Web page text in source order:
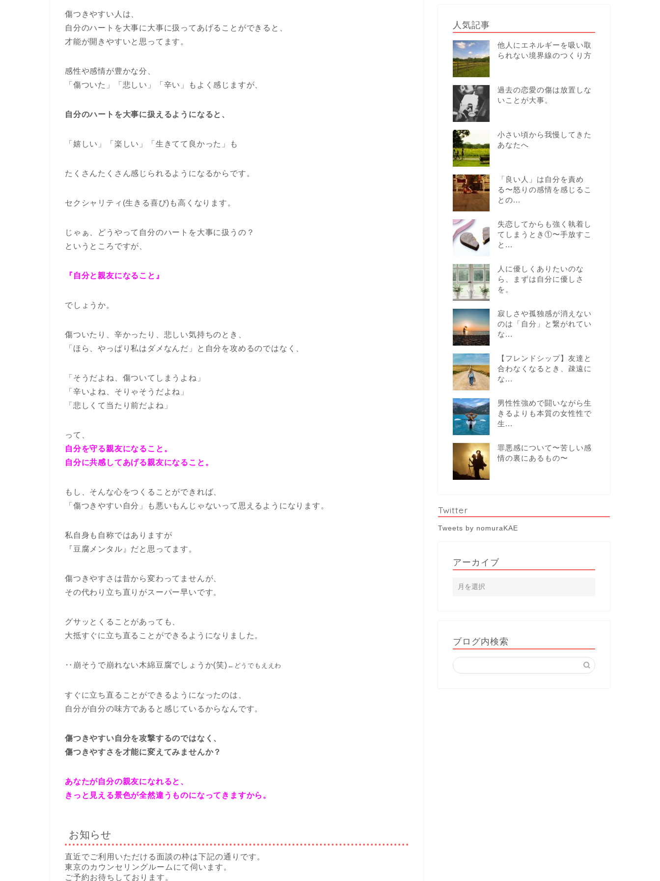
傷つきやすい人は、
自分のハートを大事に大事に扱ってあげることができると、
才能が開きやすいと思ってます。
感性や感情が豊かな分、
「傷ついた」「悲しい」「辛い」もよく感じますが、
自分のハートを大事に扱えるようになると、
「嬉しい」「楽しい」「生きてて良かった」も
たくさんたくさん感じられるようになるからです。
セクシャリティ(生きる喜び)も高くなります。
じゃぁ、どうやって自分のハートを大事に扱うの？
というところですが、
『自分と親友になること』
でしょうか。
傷ついたり、辛かったり、悲しい気持ちのとき、
「ほら、やっぱり私はダメなんだ」と自分を攻めるのではなく、
「そうだよね、傷ついてしまうよね」
「辛いよね、そりゃそうだよね」
「悲しくて当たり前だよね」
って、
自分を守る親友になること。
自分に共感してあげる親友になること。
もし、そんな心をつくることができれば、
「傷つきやすい自分」も悪いもんじゃないって思えるようになります。
私自身も自称ではありますが
『豆腐メンタル』だと思ってます。
傷つきやすさは昔から変わってませんが、
その代わり立ち直りがスーパー早いです。
グサッとくることがあっても、
大抵すぐに立ち直ることができるようになりました。
‥崩そうで崩れない木綿豆腐でしょうか(笑) ←どうでもええわ
すぐに立ち直ることができるようになったのは、
自分が自分の味方であると感じているからなんです。
傷つきやすい自分を攻撃するのではなく、
傷つきやすさを才能に変えてみませんか？
あなたが自分の親友になれると、
きっと見える景色が全然違うものになってきますから。
お知らせ
直近でご利用いただける面談の枠は下記の通りです。
東京のカウンセリングルームにて伺います。
ご予約お待ちしております。
人気記事
他人にエネルギーを吸い取
られない境界線のつくり方
過去の恋愛の傷は放置しな
いことが大事。
小さい頃から我慢してきた
あなたへ
「良い人」は自分を責め
る〜怒りの感情を感じるこ
との...
失恋してからも強く執着し
てしまうとき①〜手放すこ
と...
人に優しくありたいのな
ら、まずは自分に優しさ
を。
寂しさや孤独感が消えない
のは「自分」と繋がれてい
な...
【フレンドシップ】友達と
合わなくなるとき、疎遠に
な...
男性性強めで闘いながら生
きるよりも本質の女性性で
生...
罪悪感について〜苦しい感
情の裏にあるもの〜
Twitter
Tweets by nomuraKAE
アーカイブ
ブログ内検索